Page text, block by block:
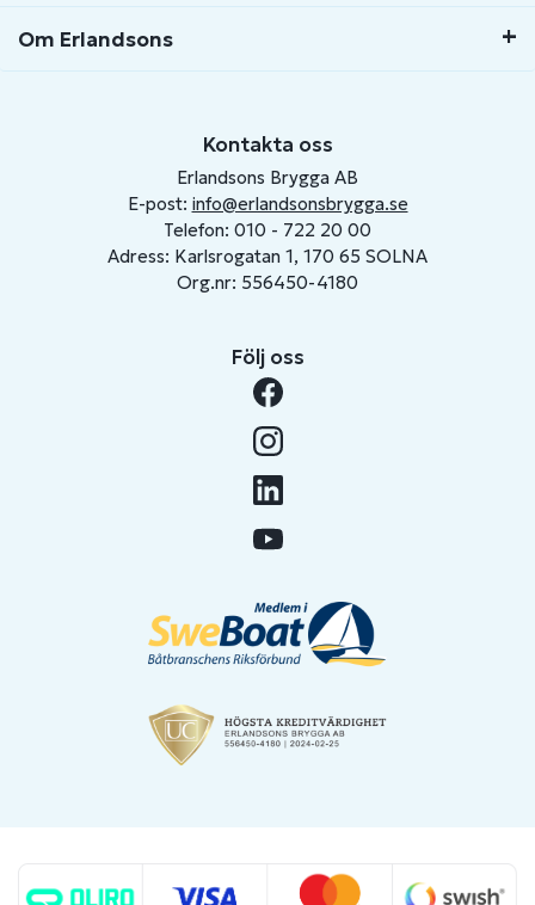
Om Erlandsons
Kontakta oss
Erlandsons Brygga AB
E-post: info@erlandsonsbrygga.se
Telefon: 010 - 722 20 00
Adress: Karlsrogatan 1, 170 65 SOLNA
Org.nr: 556450-4180
Följ oss